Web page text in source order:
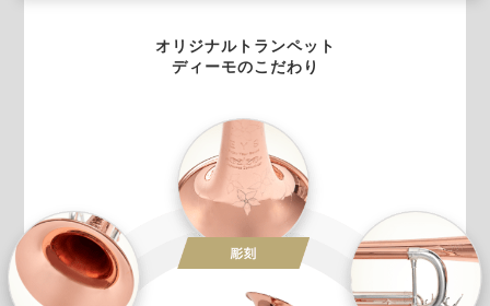
オリジナルトランペット
ディーモのこだわり